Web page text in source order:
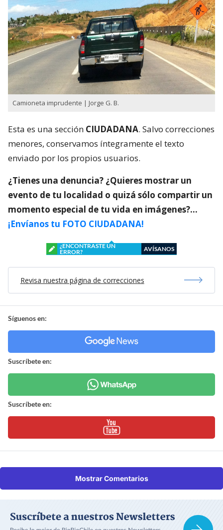
Camioneta imprudente | Jorge G. B.
Esta es una sección CIUDADANA. Salvo correcciones
menores, conservamos íntegramente el texto
enviado por los propios usuarios.
¿Tienes una denuncia? ¿Quieres mostrar un
evento de tu localidad o quizá sólo compartir un
momento especial de tu vida en imágenes?…
¡Envíanos tu FOTO CIUDADANA!
¿ENCONTRASTE UN
ERROR?
AVÍSANOS
Revisa nuestra página de correcciones
Síguenos en:
Suscríbete en:
Suscríbete en:
Mostrar Comentarios